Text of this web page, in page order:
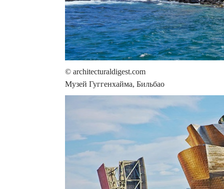
© architecturaldigest.com
Музей Гуггенхайма, Бильбао